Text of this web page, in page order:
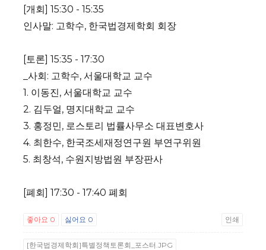
[개회] 15:30 - 15:35
인사말: 고학수, 한국법경제학회 회장
[토론] 15:35 - 17:30
_사회: 고학수, 서울대학교 교수
1. 이동진, 서울대학교 교수
2. 김두얼, 명지대학교 교수
3. 홍정민, 로스토리 법률사무소 대표변호사
4. 최한수, 한국조세재정연구원 부연구위원
5. 최창석, 수원지방법원 부장판사
[폐회] 17:30 - 17:40 폐회
좋아요 0 싫어요 0 인쇄
[한국법경제학회]특별정책토론회_포스터.JPG